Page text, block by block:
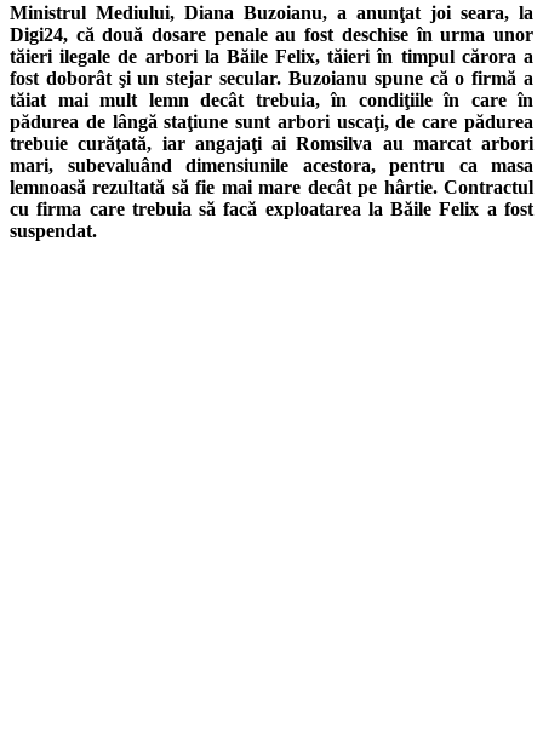
Ministrul Mediului, Diana Buzoianu, a anunţat joi seara, la
Digi24, că două dosare penale au fost deschise în urma unor
tăieri ilegale de arbori la Băile Felix, tăieri în timpul cărora a
fost doborât şi un stejar secular. Buzoianu spune că o firmă a
tăiat mai mult lemn decât trebuia, în condiţiile în care în
pădurea de lângă staţiune sunt arbori uscaţi, de care pădurea
trebuie curăţată, iar angajaţi ai Romsilva au marcat arbori
mari, subevaluând dimensiunile acestora, pentru ca masa
lemnoasă rezultată să fie mai mare decât pe hârtie. Contractul
cu firma care trebuia să facă exploatarea la Băile Felix a fost
suspendat.